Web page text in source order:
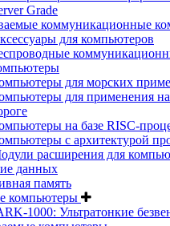
Grade
коммуникационные
для компьютеров
для морских
для применения
на базе RISC-
с архитектурой
расширения для
данных
память
компьютеры
1000: Ультратонкие